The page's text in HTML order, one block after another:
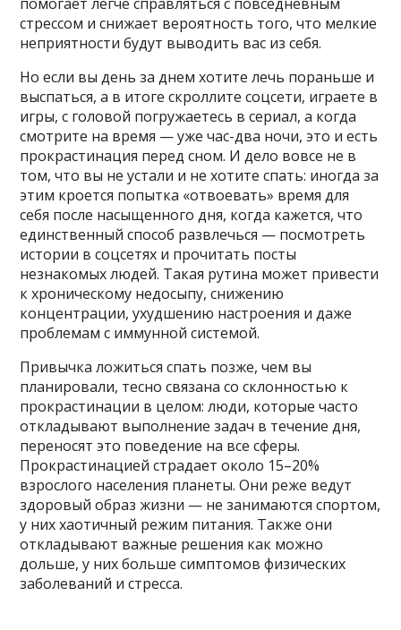
помогает легче справляться с повседневным
стрессом и снижает вероятность того, что мелкие
неприятности будут выводить вас из себя.
Но если вы день за днем хотите лечь пораньше и
выспаться, а в итоге скроллите соцсети, играете в
игры, с головой погружаетесь в сериал, а когда
смотрите на время — уже час-два ночи, это и есть
прокрастинация перед сном. И дело вовсе не в
том, что вы не устали и не хотите спать: иногда за
этим кроется попытка «отвоевать» время для
себя после насыщенного дня, когда кажется, что
единственный способ развлечься — посмотреть
истории в соцсетях и прочитать посты
незнакомых людей. Такая рутина может привести
к хроническому недосыпу, снижению
концентрации, ухудшению настроения и даже
проблемам с иммунной системой.
Привычка ложиться спать позже, чем вы
планировали, тесно связана со склонностью к
прокрастинации в целом: люди, которые часто
откладывают выполнение задач в течение дня,
переносят это поведение на все сферы.
Прокрастинацией страдает около 15–20%
взрослого населения планеты. Они реже ведут
здоровый образ жизни — не занимаются спортом,
у них хаотичный режим питания. Также они
откладывают важные решения как можно
дольше, у них больше симптомов физических
заболеваний и стресса.